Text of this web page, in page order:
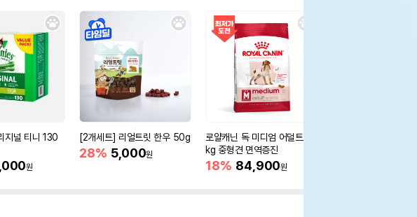
지널 티니 130
원
[2개세트] 리얼트릿 한우 50g
28% 5,000원
로얄캐닌 독 미디엄 어덜트 10
kg 중형견 면역증진
18% 84,900원